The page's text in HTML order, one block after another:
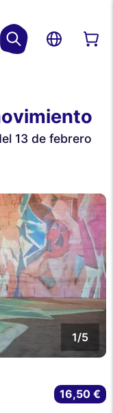
13 de febrero
1/5
16,50 €